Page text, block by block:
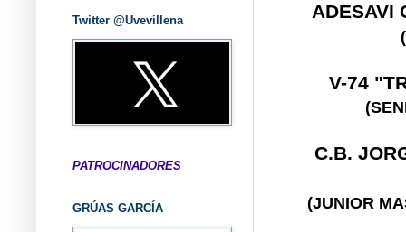
ADESAVI
V-74
C.B.
(JUNIOR
Twitter @Uvevillena
PATROCINADORES
GRÚAS GARCÍA